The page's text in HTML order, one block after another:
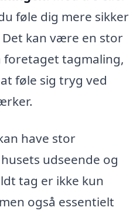
føle dig mere sikker
kan være en stor
foretaget tagmaling,
føle sig tryg ved
have stor
udseende og
tag er ikke kun
også essentielt